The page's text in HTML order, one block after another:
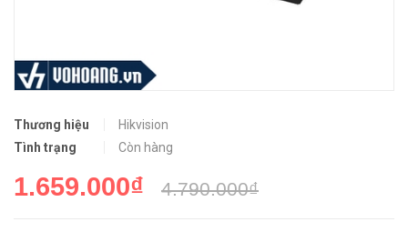
Thương hiệu
Hikvision
Tình trạng
Còn hàng
1.659.000₫ 4.790.000₫